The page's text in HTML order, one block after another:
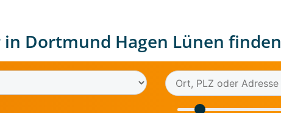
Dortmund Hagen Lünen finden